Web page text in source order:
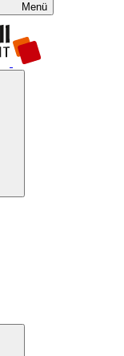
Menü